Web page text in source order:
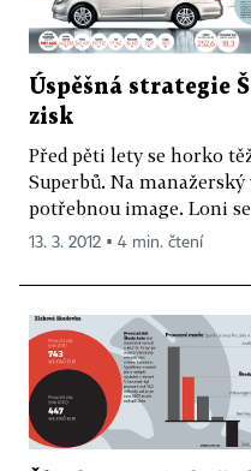
Úspěšná strategie
zisk
Před pěti lety se horko
Superbů. Na
potřebnou image. Loni
13. 3. 2012 ▪ 4 min. čtení